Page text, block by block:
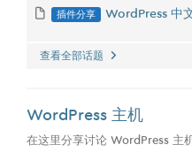
插件分享 WordPress 中
查看全部话题
WordPress 主机
在这里分享讨论 WordPress 主机